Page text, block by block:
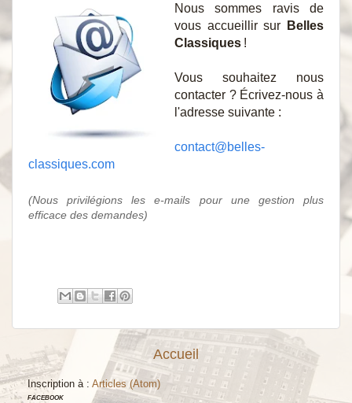
Nous sommes ravis de
vous accueillir sur
Belles
Classiques !
Vous souhaitez nous
contacter ? Écrivez-nous à
l'adresse suivante :
contact@belles-
classiques.com
(Nous privilégions les e-mails pour une gestion plus
efficace des demandes)
Accueil
Inscription à : Articles (Atom)
FACEBOOK